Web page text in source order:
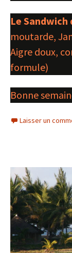
Le Sandwich
moutarde,
Aigre doux,
formule)
Bonne
Laisser un